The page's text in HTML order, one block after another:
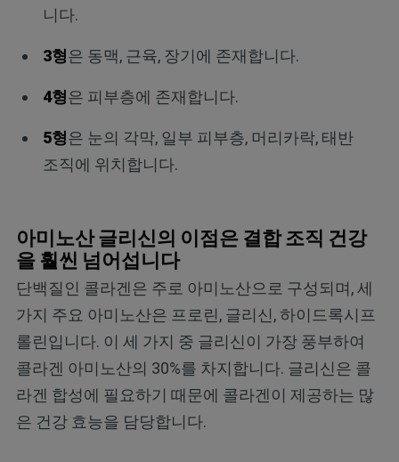
니다.
3형은 동맥, 근육, 장기에 존재합니다.
4형은 피부층에 존재합니다.
5형은 눈의 각막, 일부 피부층, 머리카락, 태반
조직에 위치합니다.
아미노산 글리신의 이점은 결합 조직 건강
을 훨씬 넘어섭니다
단백질인 콜라겐은 주로 아미노산으로 구성되며, 세
가지 주요 아미노산은 프로린, 글리신, 하이드록시프
롤린입니다. 이 세 가지 중 글리신이 가장 풍부하여
콜라겐 아미노산의 30%를 차지합니다. 글리신은 콜
라겐 합성에 필요하기 때문에 콜라겐이 제공하는 많
은 건강 효능을 담당합니다.